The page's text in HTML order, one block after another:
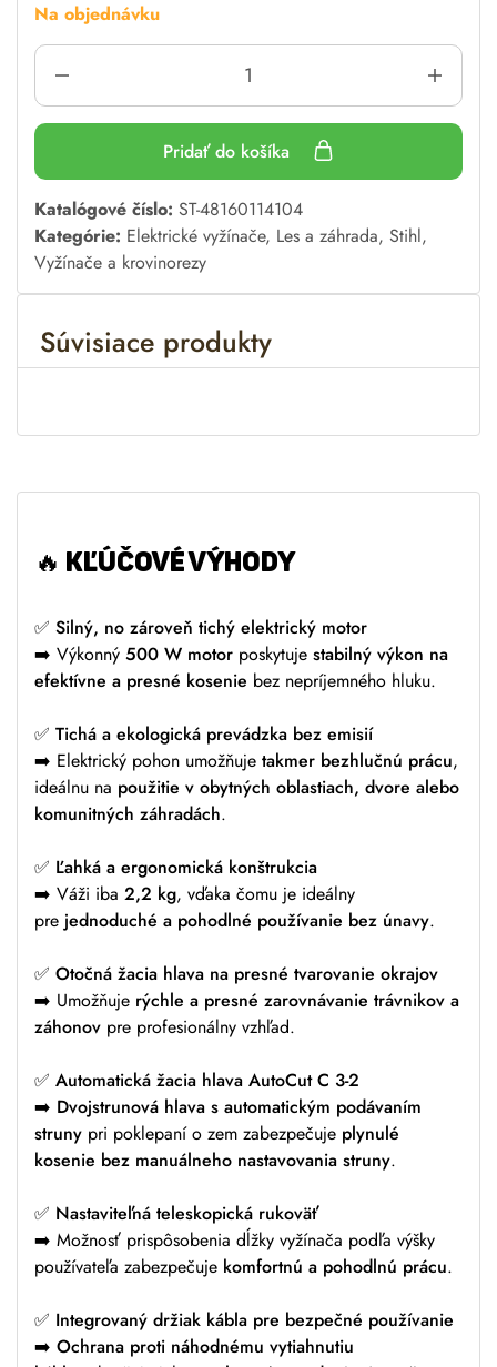
Na objednávku
Pridať do košíka
A
l
t
e
n
a
Katalógové číslo: ST-48160114104
Kategórie: Elektrické vyžínače, Les a záhrada, Stihl,
Vyžínače a krovinorezy
Súvisiace produkty
🔥 KĽÚČOVÉ VÝHODY
✅ Silný, no zároveň tichý elektrický motor
➡️ Výkonný 500 W motor poskytuje stabilný výkon na
efektívne a presné kosenie bez nepríjemného hluku.
✅ Tichá a ekologická prevádzka bez emisií
➡️ Elektrický pohon umožňuje takmer bezhlučnú prácu,
ideálnu na použitie v obytných oblastiach, dvore alebo
komunitných záhradách.
✅ Ľahká a ergonomická konštrukcia
➡️ Váži iba 2,2 kg, vďaka čomu je ideálny
pre jednoduché a pohodlné používanie bez únavy.
✅ Otočná žacia hlava na presné tvarovanie okrajov
➡️ Umožňuje rýchle a presné zarovnávanie trávnikov a
záhonov pre profesionálny vzhľad.
✅ Automatická žacia hlava AutoCut C 3-2
➡️ Dvojstrunová hlava s automatickým podávaním
struny pri poklepaní o zem zabezpečuje plynulé
kosenie bez manuálneho nastavovania struny.
✅ Nastaviteľná teleskopická rukoväť
➡️ Možnosť prispôsobenia dĺžky vyžínača podľa výšky
používateľa zabezpečuje komfortnú a pohodlnú prácu.
✅ Integrovaný držiak kábla pre bezpečné používanie
➡️ Ochrana proti náhodnému vytiahnutiu